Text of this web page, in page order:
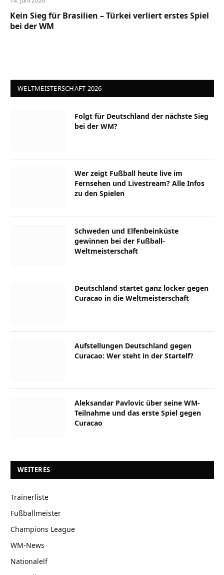
Kein Sieg für Brasilien – Türkei verliert erstes Spiel
bei der WM
WELTMEISTERSCHAFT 2026
Folgt für Deutschland der nächste Sieg
bei der WM?
Wer zeigt Fußball heute live im
Fernsehen und Livestream? Alle Infos
zu den Spielen
Schweden und Elfenbeinküste
gewinnen bei der Fußball-
Weltmeisterschaft
Deutschland startet ganz locker gegen
Curacao in die Weltmeisterschaft
Aufstellungen Deutschland gegen
Curacao: Wer steht in der Startelf?
Aleksandar Pavlovic über seine WM-
Teilnahme und das erste Spiel gegen
Curacao
WEITERES
Trainerliste
Fußballmeister
Champions League
WM-News
Nationalelf